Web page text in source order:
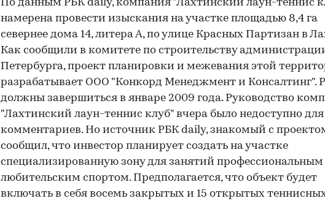
По данным РБК daily, компания "Лахтинский лаун-теннис
намерена провести изыскания на участке площадью 8,4 га
севернее дома 14, литера А, по улице Красных Партизан в
Как сообщили в комитете по строительству
Петербурга, проект планировки и межевания этой
разрабатывает ООО "Конкорд Менеджмент и Консалтинг".
должны завершиться в январе 2009 года. Руководство
"Лахтинский лаун-теннис клуб" вчера было недоступно для
комментариев. Но источник РБК daily, знакомый с
сообщил, что инвестор планирует создать на участке
специализированную зону для занятий профессиональным
любительским спортом. Предполагается, что объект будет
включать в себя восемь закрытых и 15 открытых